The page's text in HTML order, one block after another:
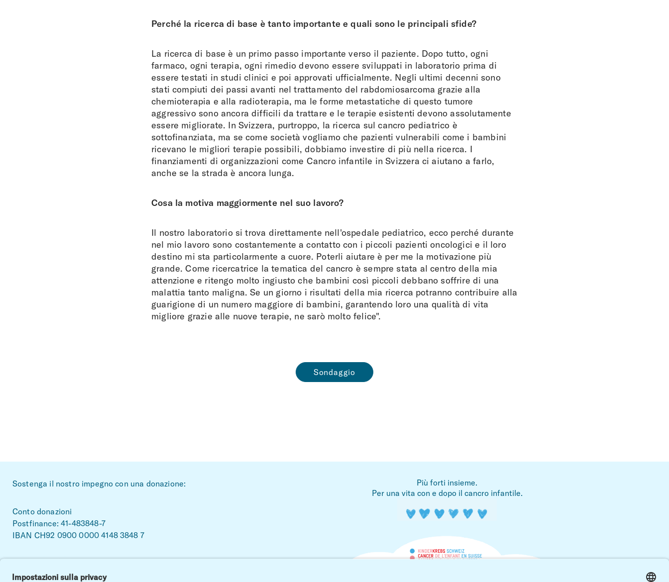
Perché la ricerca di base è tanto importante e quali sono le principali sfide?
La ricerca di base è un primo passo importante verso il paziente. Dopo tutto, ogni
farmaco, ogni terapia, ogni rimedio devono essere sviluppati in laboratorio prima di
essere testati in studi clinici e poi approvati ufficialmente. Negli ultimi decenni sono
stati compiuti dei passi avanti nel trattamento del rabdomiosarcoma grazie alla
chemioterapia e alla radioterapia, ma le forme metastatiche di questo tumore
aggressivo sono ancora difficili da trattare e le terapie esistenti devono assolutamente
essere migliorate. In Svizzera, purtroppo, la ricerca sul cancro pediatrico è
sottofinanziata, ma se come società vogliamo che pazienti vulnerabili come i bambini
ricevano le migliori terapie possibili, dobbiamo investire di più nella ricerca. I
finanziamenti di organizzazioni come Cancro infantile in Svizzera ci aiutano a farlo,
anche se la strada è ancora lunga.
Cosa la motiva maggiormente nel suo lavoro?
Il nostro laboratorio si trova direttamente nell'ospedale pediatrico, ecco perché durante
nel mio lavoro sono costantemente a contatto con i piccoli pazienti oncologici e il loro
destino mi sta particolarmente a cuore. Poterli aiutare è per me la motivazione più
grande. Come ricercatrice la tematica del cancro è sempre stata al centro della mia
attenzione e ritengo molto ingiusto che bambini così piccoli debbano soffrire di una
malattia tanto maligna. Se un giorno i risultati della mia ricerca potranno contribuire alla
guarigione di un numero maggiore di bambini, garantendo loro una qualità di vita
migliore grazie alle nuove terapie, ne sarò molto felice".
Sondaggio
~Footerbereich
Sostenga il nostro impegno con una donazione:
Conto donazioni
Postfinance: 41-483848-7
IBAN CH92 0900 0000 4148 3848 7
FacebookLinkedinInstagram
Più forti insieme.
Per una vita con e dopo il cancro infantile.